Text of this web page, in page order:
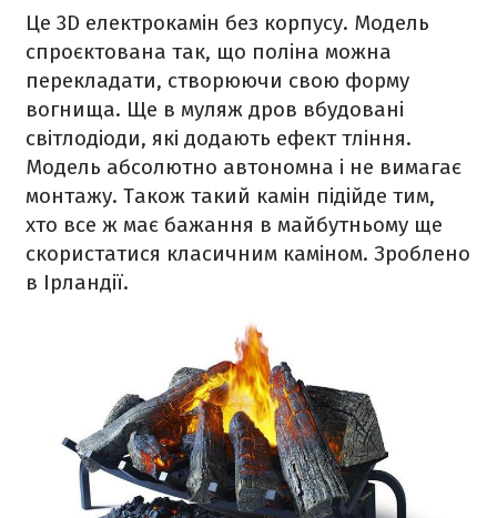
Це 3D електрокамін без корпусу. Модель
спроєктована так, що поліна можна
перекладати, створюючи свою форму
вогнища. Ще в муляж дров вбудовані
світлодіоди, які додають ефект тління.
Модель абсолютно автономна і не вимагає
монтажу. Також такий камін підійде тим,
хто все ж має бажання в майбутньому ще
скористатися класичним каміном. Зроблено
в Ірландії.